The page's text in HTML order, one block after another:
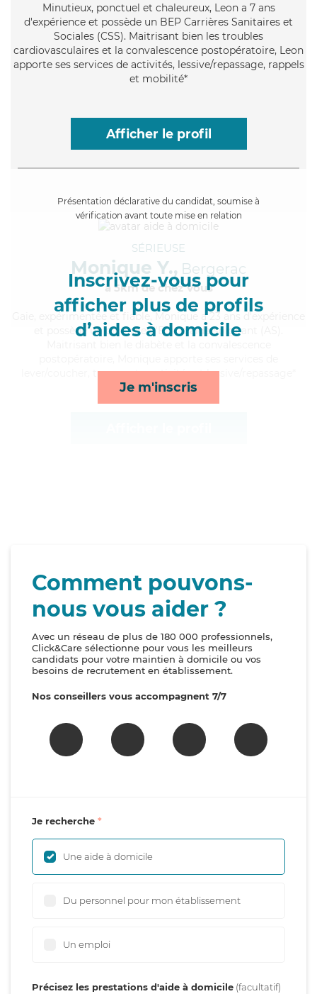
Minutieux, ponctuel et chaleureux, Leon a 7 ans
d'expérience et possède un BEP Carrières Sanitaires et
Sociales (CSS). Maitrisant bien les troubles
cardiovasculaires et la convalescence postopératoire, Leon
apporte ses services de activités, lessive/repassage, rappels
et mobilité*
Afficher le profil
Présentation déclarative du candidat, soumise à
vérification avant toute mise en relation
Inscrivez-vous pour
afficher plus de profils
d’aides à domicile
Je m'inscris
SÉRIEUSE
Monique Y., Bergerac
à 5km de chez Vous
, expérimentée et fiable, Monique a 23 ans d'expérience
et possède un diplôme d'Etat d'aide-soignant (AS).
lever/coucher, transports, activités et lessive/repassage*
Comment pouvons-
nous vous aider ?
Avec un réseau de plus de 180 000 professionnels,
Click&Care sélectionne pour vous les meilleurs
candidats pour votre maintien à domicile ou vos
besoins de recrutement en établissement.
Nos conseillers vous accompagnent 7/7
Je recherche
Une aide à domicile
Du personnel pour mon établissement
Un emploi
Précisez les prestations d'aide à domicile